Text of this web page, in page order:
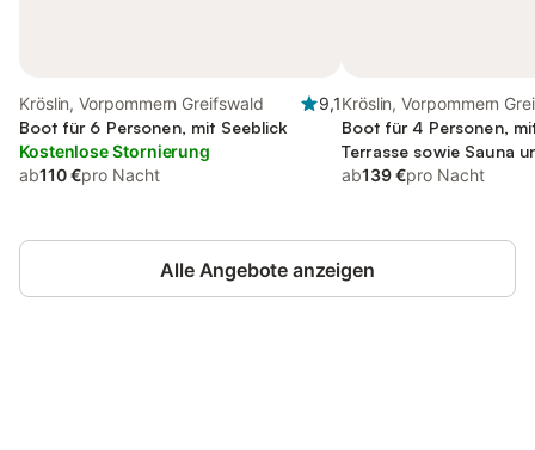
Kröslin, Vorpommern Greifswald
9,1
Boot für 6 Personen, mit Seeblick
Kostenlose Stornierung
ab110 €pro Nacht
Kröslin, Vorpommern
Boot für 4 Personen,
Terrasse sowie Sauna
ab139 €pro Nacht
Alle Angebote anzeigen